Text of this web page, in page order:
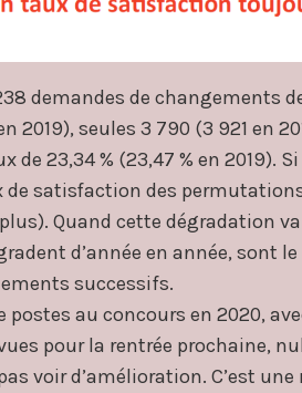
demandes de changements
2019), seules 3 790 (3 921 en
23,34 % (23,47 % en 2019).
de satisfaction des
Quand cette dégradation va
d’année en année, sont
successifs.
postes au concours en 2020,
pour la rentrée prochaine,
voir d’amélioration. C’est une